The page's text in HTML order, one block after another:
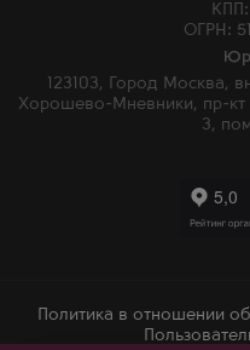
КПП:
ОГРН:
123103, Город Москва,
Хорошево-Мневники, пр-
3,
Политика в отношении